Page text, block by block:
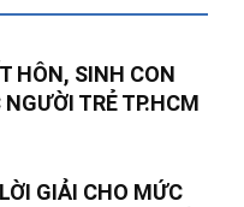
HÔN, SINH CON
TRẺ TP.HCM
GIẢI CHO MỨC